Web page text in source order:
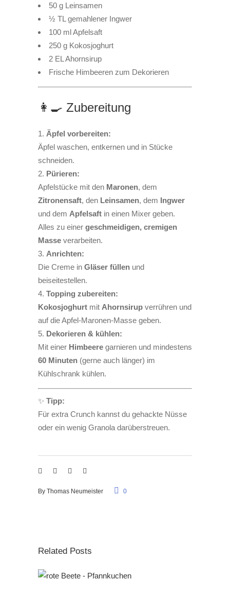
50 g Leinsamen
½ TL gemahlener Ingwer
100 ml Apfelsaft
250 g Kokosjoghurt
2 EL Ahornsirup
Frische Himbeeren zum Dekorieren
👩‍🍳 Zubereitung
Äpfel vorbereiten:
Äpfel waschen, entkernen und in Stücke
schneiden.
Pürieren:
Apfelstücke mit den Maronen, dem
Zitronensaft, den Leinsamen, dem Ingwer
und dem Apfelsaft in einen Mixer geben.
Alles zu einer geschmeidigen, cremigen
Masse verarbeiten.
Anrichten:
Die Creme in Gläser füllen und
beiseitestellen.
Topping zubereiten:
Kokosjoghurt mit Ahornsirup verrühren und
auf die Apfel-Maronen-Masse geben.
Dekorieren & kühlen:
Mit einer Himbeere garnieren und mindestens
60 Minuten (gerne auch länger) im
Kühlschrank kühlen.
✨ Tipp:
Für extra Crunch kannst du gehackte Nüsse
oder ein wenig Granola darüberstreuen.
By Thomas Neumeister 0
Related Posts